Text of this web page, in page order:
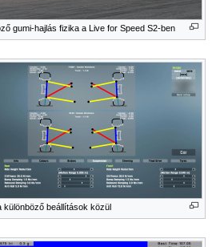
gumi-hajlás fizika a Live for Speed S2-ben
különböző beállítások közül